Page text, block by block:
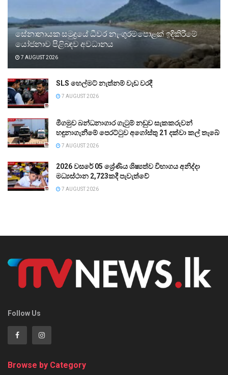
සේනානායක සමුද්‍රයේ ධීවර නැංගුරම්පොළක් ඉදිකිරීමේ
යෝජනාව පිළිබඳව අවධානය
7 AUGUST 2026
SLS හෙල්මට් නැත්නම් වැඩ වරදී
7 AUGUST 2026
මීගමුව බන්ධනාගාර ගැටුම් නඩුව සැකකරුවන්
හඳුනාගැනීමේ පෙරට්ටුව අගෝස්තු 21 දක්වා කල් තැබේ
7 AUGUST 2026
2026 වසරේ 05 ශ්‍රේණිය ශිෂ්‍යත්ව විභාගය අනිද්දා
මධ්‍යස්ථාන 2,723කදී පැවැත්වේ
7 AUGUST 2026
Follow Us
Browse by Category